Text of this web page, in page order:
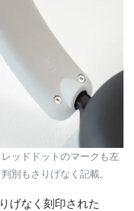
ッドドットのマークも左
別もさりげなく記載。
げなく刻印された